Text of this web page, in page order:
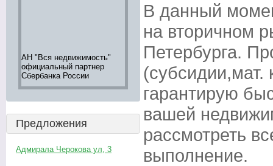
АН "Вся недвижимость"
официальный партнер
Сбербанка России
Аренда элитной
недвижимости,
информация 242-16-28
Оксана
Элитное
"ВСЯ
Предложения
Адмирала Черокова ул, 3
В данный
на вторичном
Петербурга.
(субсидии,мат.
гарантирую
вашей
рассмотреть
выполнение.